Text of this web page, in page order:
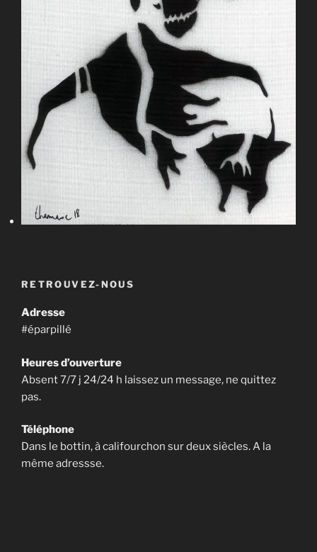
RETROUVEZ-NOUS
Adresse
#éparpillé
Heures d’ouverture
Absent 7/7 j 24/24 h laissez un message, ne quittez
pas.
Téléphone
Dans le bottin, à califourchon sur deux siècles. A la
même adressse.